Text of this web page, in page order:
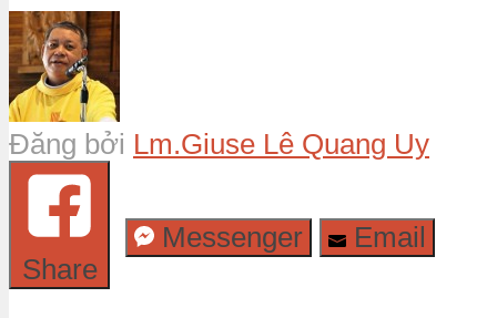
Đăng bởi Lm.Giuse Lê Quang Uy
Share
Messenger Email